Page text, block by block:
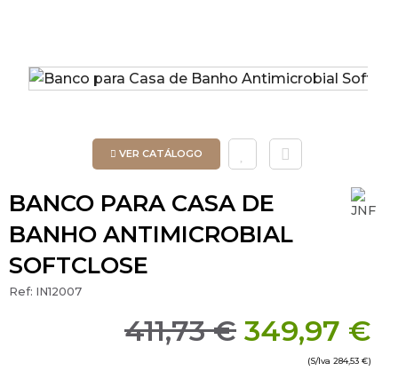
VER CATÁLOGO
BANCO PARA CASA DE
BANHO ANTIMICROBIAL
SOFTCLOSE
Ref: IN12007
411,73 € 349,97 €
(S/Iva 284,53 €)